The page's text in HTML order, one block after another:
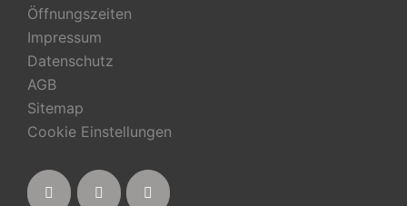
Öffnungszeiten
Impressum
Datenschutz
AGB
Sitemap
Cookie Einstellungen